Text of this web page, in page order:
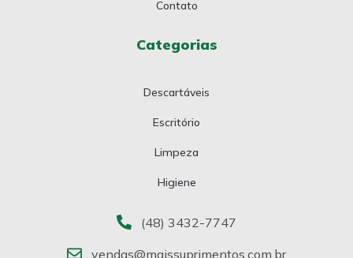
Contato
Categorias
Descartáveis
Escritório
Limpeza
Higiene
(48) 3432-7747
vendas@maissuprimentos.com.br